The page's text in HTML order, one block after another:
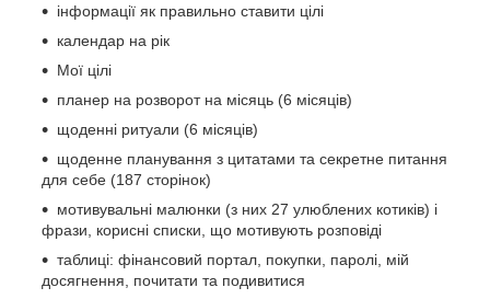
інформації як правильно ставити цілі
календар на рік
Мої цілі
планер на розворот на місяць (6 місяців)
щоденні ритуали (6 місяців)
щоденне планування з цитатами та секретне питання
для себе (187 сторінок)
мотивувальні малюнки (з них 27 улюблених котиків) і
фрази, корисні списки, що мотивують розповіді
таблиці: фінансовий портал, покупки, паролі, мій
досягнення, почитати та подивитися